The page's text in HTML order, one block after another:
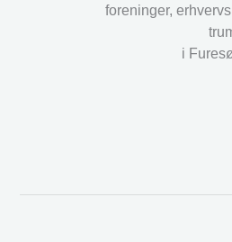
foreninger,
i